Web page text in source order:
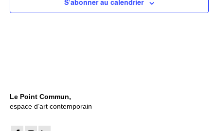
S’abonner au calendrier
Le Point Commun,
espace d’art contemporain